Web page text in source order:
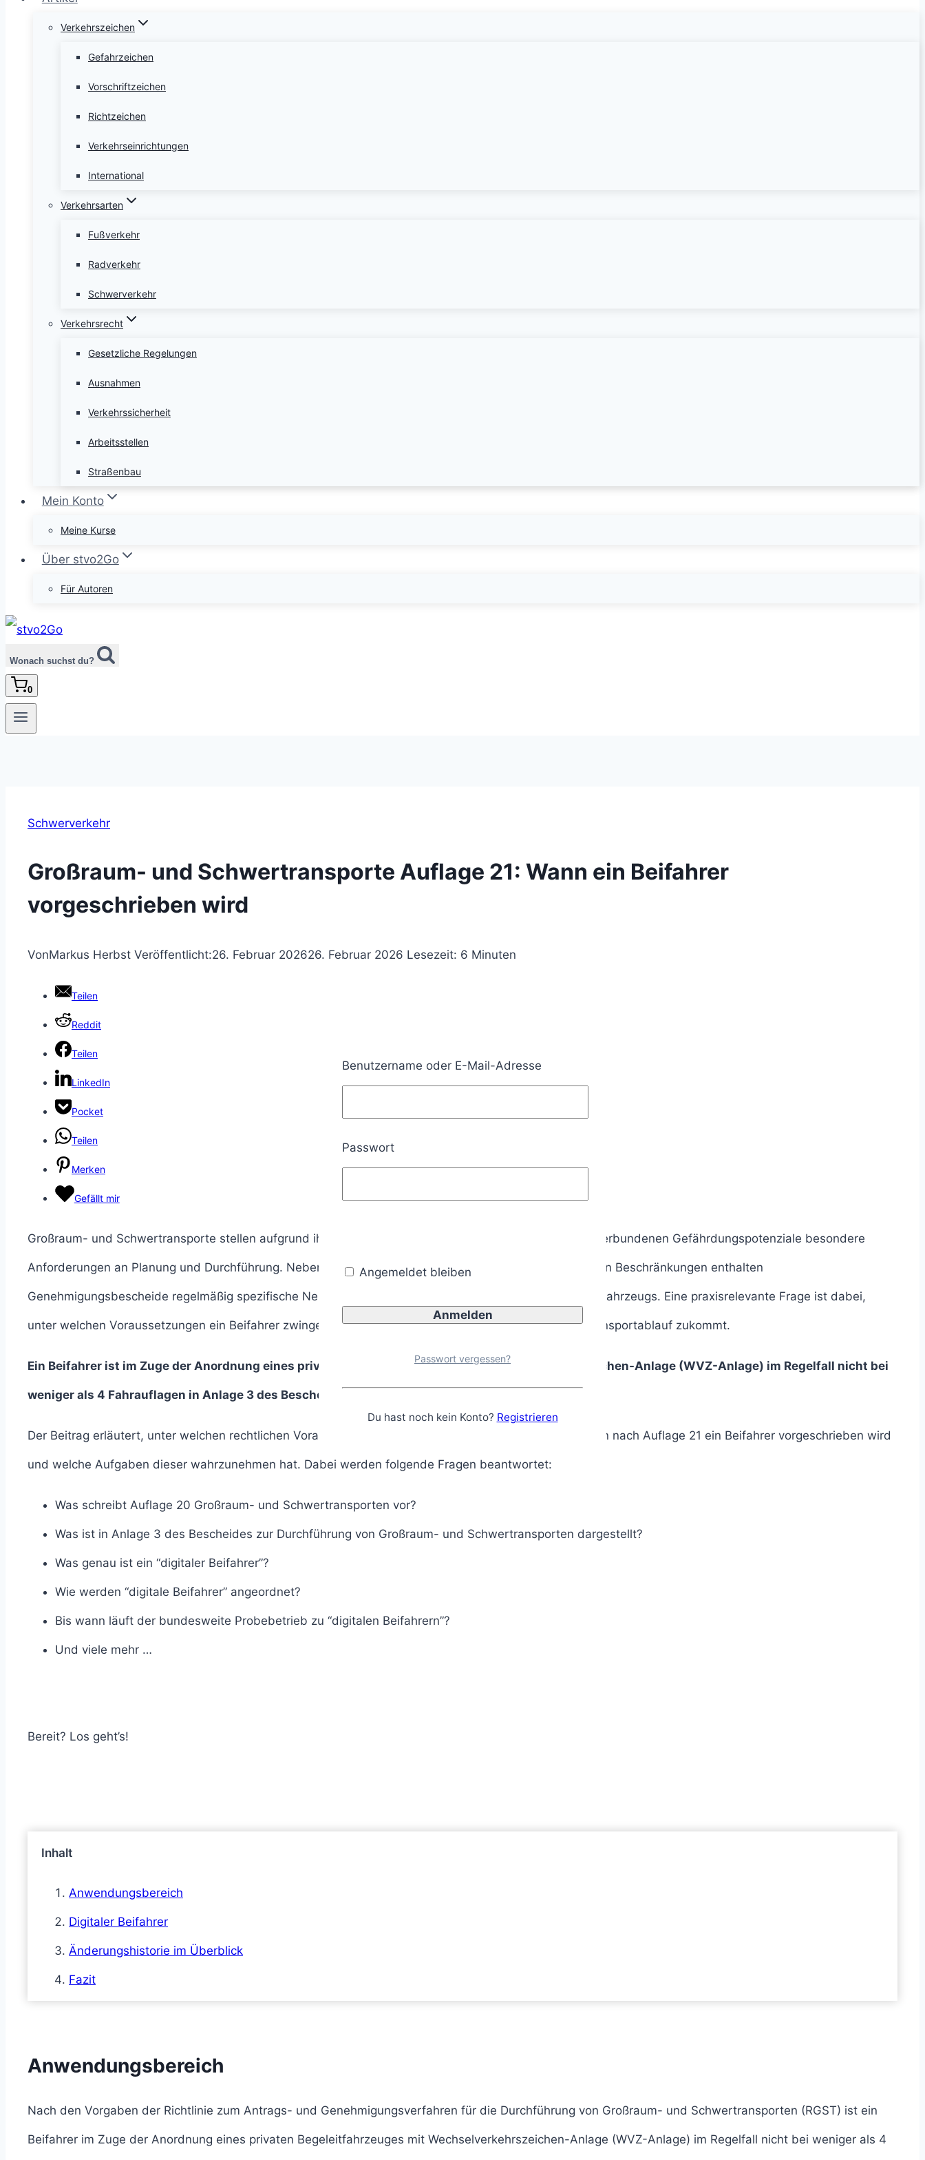
Verkehrszeichen
Gefahrzeichen
Vorschriftzeichen
Richtzeichen
Verkehrseinrichtungen
International
Verkehrsarten
Fußverkehr
Radverkehr
Schwerverkehr
Verkehrsrecht
Gesetzliche Regelungen
Ausnahmen
Verkehrssicherheit
Arbeitsstellen
Straßenbau
Mein Konto
Meine Kurse
Über stvo2Go
Für Autoren
Wonach suchst du?
0
Schwerverkehr
Großraum- und Schwertransporte Auflage 21: Wann ein Beifahrer
vorgeschrieben wird
VonMarkus Herbst Veröffentlicht:26. Februar 202626. Februar 2026 Lesezeit: 6 Minuten
Teilen
Reddit
Teilen
LinkedIn
Pocket
Teilen
Merken
Gefällt mir
Großraum- und Schwertransporte stellen aufgrund ihrer Abmessungen, ihres Gewichts und der damit verbundenen Gefährdungspotenziale besondere
Anforderungen an Planung und Durchführung. Neben Streckenauflagen, Begleitfahrzeugen und zeitlichen Beschränkungen enthalten
Genehmigungsbescheide regelmäßig spezifische Nebenbestimmungen zur personellen Besetzung des Fahrzeugs. Eine praxisrelevante Frage ist dabei,
unter welchen Voraussetzungen ein Beifahrer zwingend mitzuführen ist und welche Funktion ihm im Transportablauf zukommt.
Ein Beifahrer ist im Zuge der Anordnung eines privaten Begleitfahrzeuges mit Wechselverkehrszeichen-Anlage (WVZ-Anlage) im Regelfall nicht bei
weniger als 4 Fahrauflagen in Anlage 3 des Bescheides anzuordnen.
Der Beitrag erläutert, unter welchen rechtlichen Voraussetzungen bei Großraum- und Schwertransporten nach Auflage 21 ein Beifahrer vorgeschrieben wird
und welche Aufgaben dieser wahrzunehmen hat. Dabei werden folgende Fragen beantwortet:
Was schreibt Auflage 20 Großraum- und Schwertransporten vor?
Was ist in Anlage 3 des Bescheides zur Durchführung von Großraum- und Schwertransporten dargestellt?
Was genau ist ein “digitaler Beifahrer”?
Wie werden “digitale Beifahrer” angeordnet?
Bis wann läuft der bundesweite Probebetrieb zu “digitalen Beifahrern”?
Und viele mehr …
Bereit? Los geht’s!
Inhalt
Anwendungsbereich
Digitaler Beifahrer
Änderungshistorie im Überblick
Fazit
Anwendungsbereich
Nach den Vorgaben der Richtlinie zum Antrags- und Genehmigungsverfahren für die Durchführung von Großraum- und Schwertransporten (RGST) ist ein
Beifahrer im Zuge der Anordnung eines privaten Begeleitfahrzeuges mit Wechselverkehrszeichen-Anlage (WVZ-Anlage) im Regelfall nicht bei weniger als 4
Benutzername oder E-Mail-Adresse
Passwort
Angemeldet bleiben
Passwort vergessen?
Du hast noch kein Konto? Registrieren